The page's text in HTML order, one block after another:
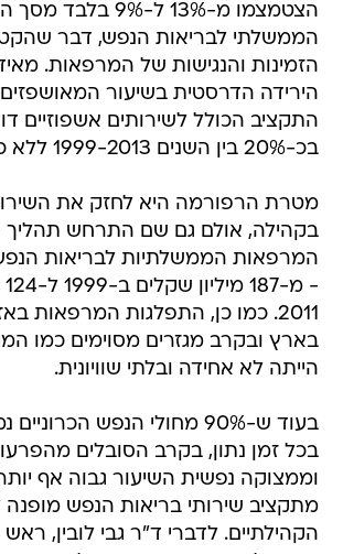
הצטמצמו מ-13% ל-9%
הממשלתי לבריאות הנפש, דבר
הזמינות והנגישות של המרפאות.
הירידה הדרסטית בשיעור המאושפזים
התקציב הכולל לשירותים אשפוזיים
בכ-20% בין השנים 1999-2013 ללא כל הצדקה.
מטרת הרפורמה היא לחזק את
בקהילה, אולם גם שם התרחש תהליך
2011. כמו כן, התפלגות המרפאות
בארץ ובקרב מגזרים מסוימים כמו
הייתה לא אחידה ובלתי שוויונית.
בעוד ש-90% מחולי הנפש
בכל זמן נתון, בקרב הסובלים
מתקציב שירותי בריאות הנפש מופנה
הקהילתיים. לדברי ד"ר גבי לובין,